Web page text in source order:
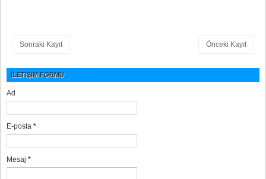
Sonraki Kayıt Önceki Kayıt
İLETIŞIM FORMU
Ad
E-posta*
Mesaj*